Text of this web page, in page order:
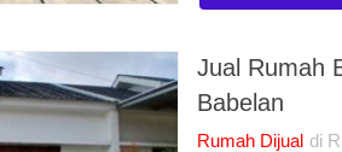
Jual Rumah
Babelan
Rumah Dijual di